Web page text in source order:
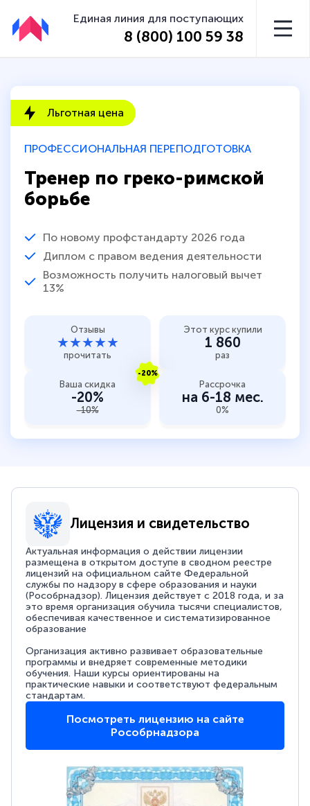
Единая линия для поступающих
8 (800) 100 59 38
ПРОФЕССИОНАЛЬНАЯ ПЕРЕПОДГОТОВКА
Тренер по греко-римской
борьбе
По новому профстандарту 2026 года
Диплом с правом ведения деятельности
Возможность получить налоговый вычет
13%
Льготная цена
Отзывы
★★★★★
прочитать
Этот курс купили
1 860
раз
-20%
Ваша скидка
-20%
-10%
Рассрочка
на 6-18 мес.
0%
Лицензия и свидетельство
Актуальная информация о действии лицензии
размещена в открытом доступе в сводном реестре
лицензий на официальном сайте Федеральной
службы по надзору в сфере образования и науки
(Рособрнадзор). Лицензия действует с 2018 года, и за
это время организация обучила тысячи специалистов,
обеспечивая качественное и систематизированное
образование
Организация активно развивает образовательные
программы и внедряет современные методики
обучения. Наши курсы ориентированы на
практические навыки и соответствуют федеральным
стандартам.
Посмотреть лицензию на сайте
Рособрнадзора